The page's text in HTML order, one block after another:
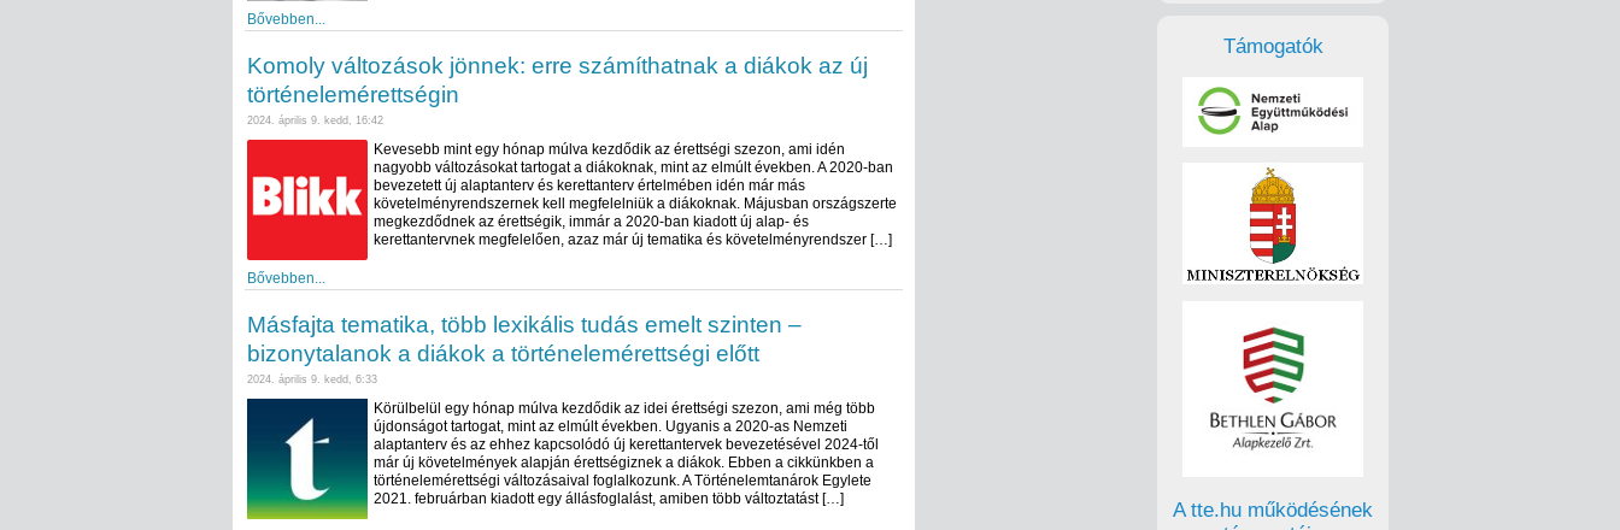
Bővebben...
Komoly változások jönnek: erre számíthatnak a diákok az új
történelemérettségin
2024. április 9. kedd, 16:42
Kevesebb mint egy hónap múlva kezdődik az érettségi szezon, ami idén
nagyobb változásokat tartogat a diákoknak, mint az elmúlt években. A 2020-ban
bevezetett új alaptanterv és kerettanterv értelmében idén már más
követelményrendszernek kell megfelelniük a diákoknak. Májusban országszerte
megkezdődnek az érettségik, immár a 2020-ban kiadott új alap- és
kerettantervnek megfelelően, azaz már új tematika és követelményrendszer […]
Bővebben...
Másfajta tematika, több lexikális tudás emelt szinten –
bizonytalanok a diákok a történelemérettségi előtt
2024. április 9. kedd, 6:33
Körülbelül egy hónap múlva kezdődik az idei érettségi szezon, ami még több
újdonságot tartogat, mint az elmúlt években. Ugyanis a 2020-as Nemzeti
alaptanterv és az ehhez kapcsolódó új kerettantervek bevezetésével 2024-től
már új követelmények alapján érettségiznek a diákok. Ebben a cikkünkben a
történelemérettségi változásaival foglalkozunk. A Történelemtanárok Egylete
2021. februárban kiadott egy állásfoglalást, amiben több változtatást […]
Támogatók
A tte.hu működésének